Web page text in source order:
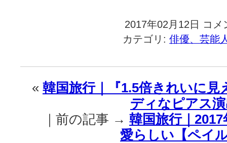
2017年02月12日
韓
国
旅
｜
ッ
ケ
ビ』
『太
陽
コメ
カテゴリ: 俳優、芸能
« 韓国旅行｜『1.5倍きれいに
ディなピアス
｜前の記事 → 韓国旅行｜
愛らしい【ペイ